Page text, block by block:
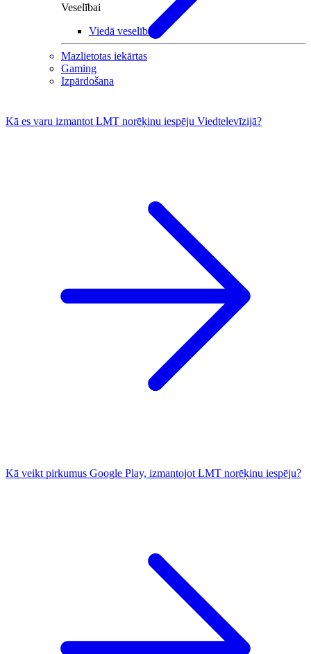
Veselībai
Viedā veselība
Mazlietotas iekārtas
Gaming
Izpārdošana
Kā es varu izmantot LMT norēķinu iespēju Viedtelevīzijā?
Kā veikt pirkumus Google Play, izmantojot LMT norēķinu iespēju?